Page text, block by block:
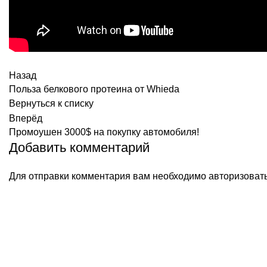
Назад
Польза белкового протеина от Whieda
Вернуться к списку
Вперёд
Промоушен 3000$ на покупку автомобиля!
Добавить комментарий
Для отправки комментария вам необходимо